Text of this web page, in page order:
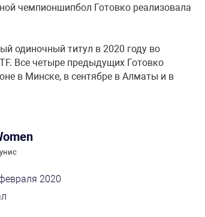
чемпионшипбол Готовко реализовала
одиночный титул в 2020 году во
Все четыре предыдущих Готовко
в Минске, в сентябре в Алматы и в
2020